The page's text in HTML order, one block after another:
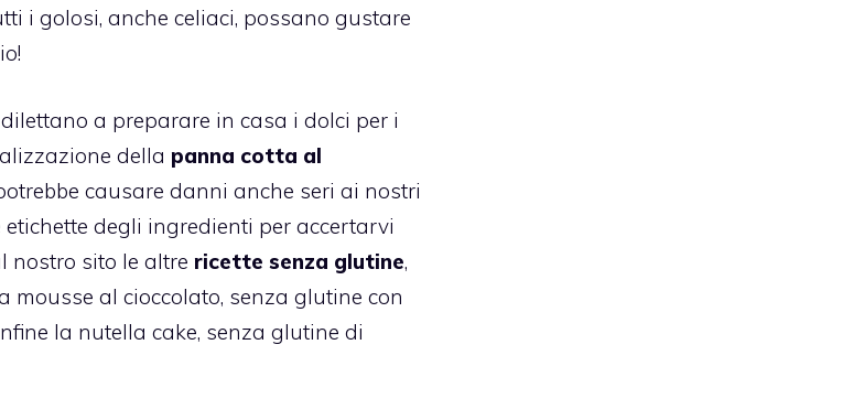
i golosi, anche celiaci, possano gustare
a preparare in casa i dolci per i
della panna cotta al
causare danni anche seri ai nostri
degli ingredienti per accertarvi
nostro sito le altre ricette senza glutine,
mousse al cioccolato, senza glutine con
la nutella cake, senza glutine di